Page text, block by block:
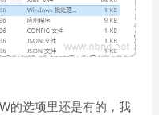
的选项里还是有的，我